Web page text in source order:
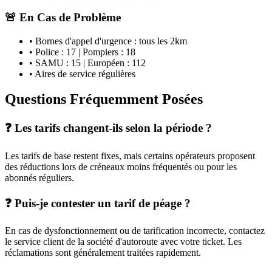
🚨 En Cas de Problème
• Bornes d'appel d'urgence : tous les 2km
• Police : 17 | Pompiers : 18
• SAMU : 15 | Européen : 112
• Aires de service régulières
Questions Fréquemment Posées
❓ Les tarifs changent-ils selon la période ?
Les tarifs de base restent fixes, mais certains opérateurs proposent
des réductions lors de créneaux moins fréquentés ou pour les
abonnés réguliers.
❓ Puis-je contester un tarif de péage ?
En cas de dysfonctionnement ou de tarification incorrecte, contactez
le service client de la société d'autoroute avec votre ticket. Les
réclamations sont généralement traitées rapidement.